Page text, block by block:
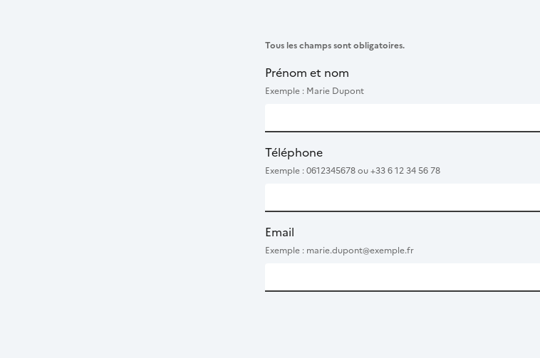
Tous les champs sont obligatoires.
Prénom et nom
Exemple : Marie Dupont
Téléphone
Exemple : 0612345678 ou +33 6 12 34 56 78
Email
Exemple : marie.dupont@exemple.fr